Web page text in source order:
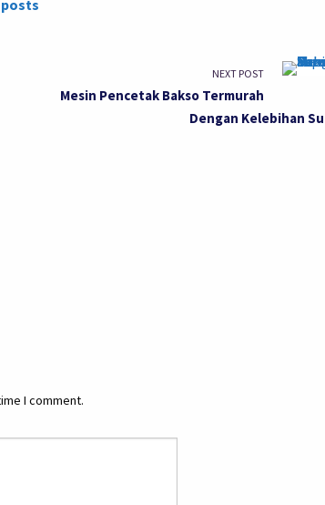
NEXT POST
Mesin Pencetak Bakso Termurah
Dengan Kelebihan
I comment.